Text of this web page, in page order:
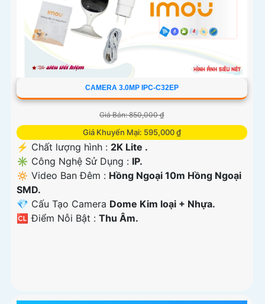
CAMERA 3.0MP IPC-C32EP
Giá Bán: 850,000 ₫
Giá Khuyến Mại: 595,000 ₫
️⚡ Chất lượng hình : 2K Lite .
✳️ Công Nghệ Sử Dụng : IP.
🔅 Video Ban Đêm : Hồng Ngoại 10m Hồng Ngoại
SMD.
💎 Cấu Tạo Camera Dome Kim loại + Nhựa.
️🆑 Điểm Nỗi Bật : Thu Âm.